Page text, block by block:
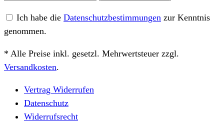
Ich habe die Datenschutzbestimmungen zur Kenntnis
genommen.
* Alle Preise inkl. gesetzl. Mehrwertsteuer zzgl.
Versandkosten.
Vertrag Widerrufen
Datenschutz
Widerrufsrecht